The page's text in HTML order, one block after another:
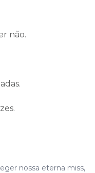
não.
nossa eterna miss,